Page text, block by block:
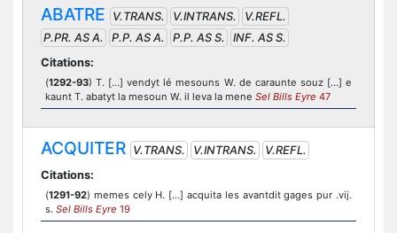
ABATRE V.TRANS. V.INTRANS.
V.REFL.
P.PR. AS A.
P.P. AS A. P.P. AS S.
INF. AS S.
Citations:
(1292-93) T. […] vendyt lé mesouns W. de caraunte souz […] e
kaunt T. abatyt la mesoun W. il leva la mene Sel Bills Eyre 47
ACQUITER V.TRANS. V.INTRANS.
V.REFL.
Citations:
(1291-92) memes cely H. […] acquita les avantdit gages pur .vij.
s. Sel Bills Eyre 19